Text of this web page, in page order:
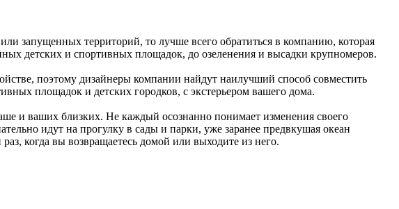
запущенных территорий, то лучше всего обратиться в компанию, которая
детских и спортивных площадок, до озеленения и высадки крупномеров.
поэтому дизайнеры компании найдут наилучший способ совместить
площадок и детских городков, с экстерьером вашего дома.
и ваших близких. Не каждый осознанно понимает изменения своего
идут на прогулку в сады и парки, уже заранее предвкушая океан
когда вы возвращаетесь домой или выходите из него.